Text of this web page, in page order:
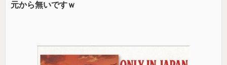
元から無いですｗ